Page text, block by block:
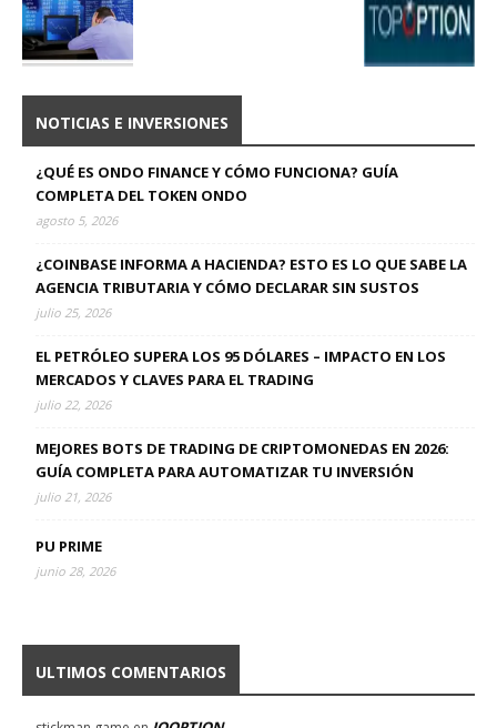
NOTICIAS E INVERSIONES
¿QUÉ ES ONDO FINANCE Y CÓMO FUNCIONA? GUÍA
COMPLETA DEL TOKEN ONDO
agosto 5, 2026
¿COINBASE INFORMA A HACIENDA? ESTO ES LO QUE SABE LA
AGENCIA TRIBUTARIA Y CÓMO DECLARAR SIN SUSTOS
julio 25, 2026
EL PETRÓLEO SUPERA LOS 95 DÓLARES – IMPACTO EN LOS
MERCADOS Y CLAVES PARA EL TRADING
julio 22, 2026
MEJORES BOTS DE TRADING DE CRIPTOMONEDAS EN 2026:
GUÍA COMPLETA PARA AUTOMATIZAR TU INVERSIÓN
julio 21, 2026
PU PRIME
junio 28, 2026
ULTIMOS COMENTARIOS